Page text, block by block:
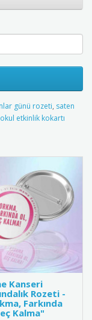
günü rozeti, saten
okul etkinlik kokartı
Kanseri
Rozeti -
Farkında
Kalma"